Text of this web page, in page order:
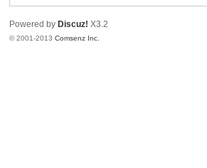
愛
Powered by Discuz! X3.2
© 2001-2013Comsenz Inc.